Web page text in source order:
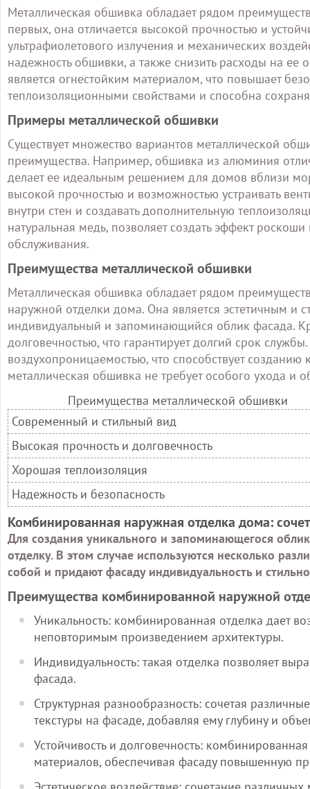
Металлическая обшивка обладает рядом
первых, она отличается высокой прочностью и
ультрафиолетового излучения и механических
надежность обшивки, а также снизить расходы на
является огнестойким материалом, что повышает
теплоизоляционными свойствами и способна
Примеры металлической обшивки
Существует множество вариантов металлической
преимущества. Например, обшивка из алюминия
делает ее идеальным решением для домов вблизи
высокой прочностью и возможностью устраивать
внутри стен и создавать дополнительную
натуральная медь, позволяет создать эффект
обслуживания.
Преимущества металлической обшивки
Металлическая обшивка обладает рядом
наружной отделки дома. Она является эстетичным и
индивидуальный и запоминающийся облик фасада.
долговечностью, что гарантирует долгий срок
воздухопроницаемостью, что способствует
металлическая обшивка не требует особого ухода и
Преимущества металлической обшивки
Современный и стильный вид
Высокая прочность и долговечность
Хорошая теплоизоляция
Надежность и безопасность
Комбинированная наружная отделка дома:
Для создания уникального и запоминающегося
отделку. В этом случае используются несколько
собой и придают фасаду индивидуальность и
Преимущества комбинированной наружной
Уникальность: комбинированная отделка дает
неповторимым произведением архитектуры.
Индивидуальность: такая отделка позволяет
фасада.
Структурная разнообразность: сочетая
текстуры на фасаде, добавляя ему глубину и
Устойчивость и долговечность:
материалов, обеспечивая фасаду повышенную